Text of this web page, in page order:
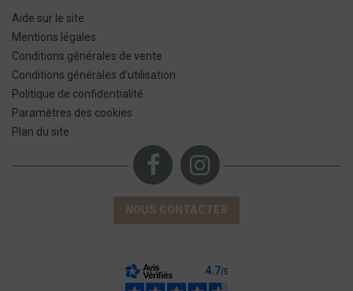
Aide sur le site
Mentions légales
Conditions générales de vente
Conditions générales d’utilisation
Politique de confidentialité
Paramètres des cookies
Plan du site
NOUS CONTACTER